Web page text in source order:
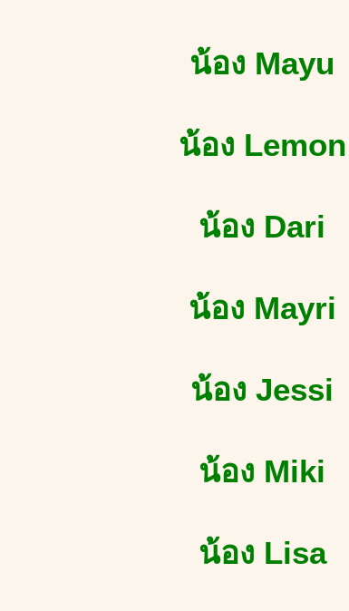
น้อง Mayu
น้อง Lemon
น้อง Dari
น้อง Mayri
น้อง Jessi
น้อง Miki
น้อง Lisa